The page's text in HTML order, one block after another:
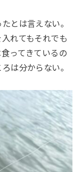
とは言えない。
れてもそれでも
ってきているの
は分からない。